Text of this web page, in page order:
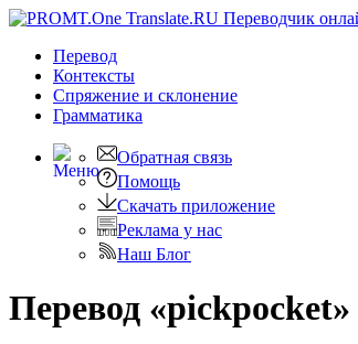
Перевод
Контексты
Спряжение и склонение
Грамматика
Обратная связь
Помощь
Скачать приложение
Реклама у нас
Наш Блог
Перевод